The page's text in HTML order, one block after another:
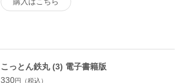
こっとん鉄丸 (3) 電子書籍版
330円（税込）